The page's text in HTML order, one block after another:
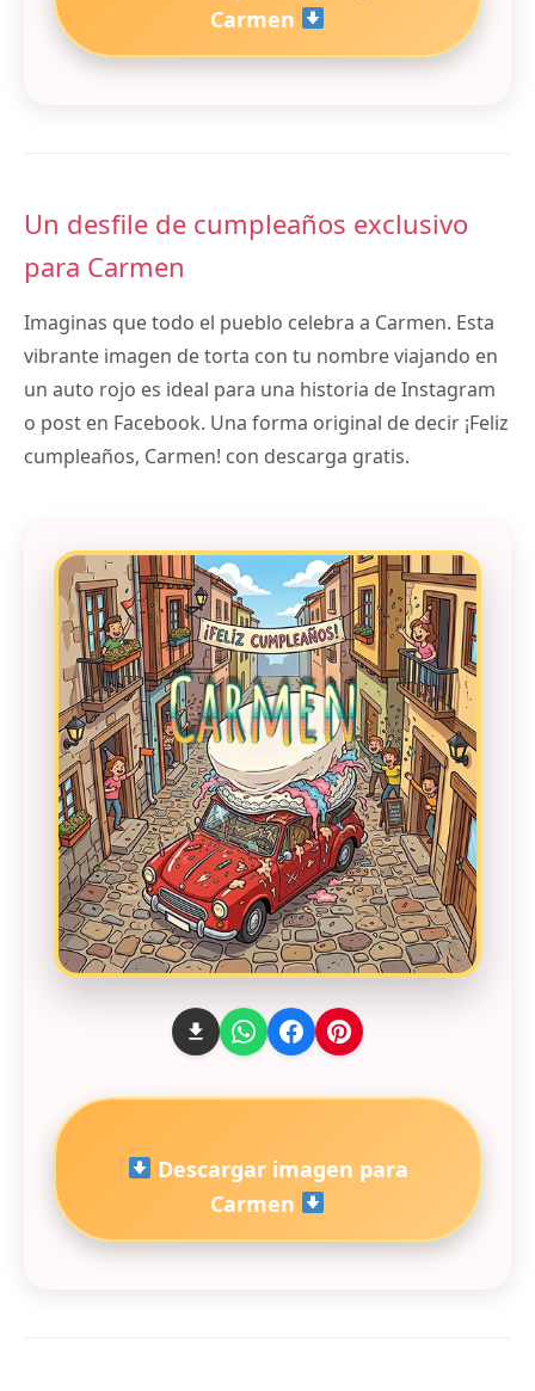
Carmen
Un desfile de cumpleaños exclusivo
para Carmen
Imaginas que todo el pueblo celebra a Carmen. Esta
vibrante imagen de torta con tu nombre viajando en
un auto rojo es ideal para una historia de Instagram
o post en Facebook. Una forma original de decir ¡Feliz
cumpleaños, Carmen! con descarga gratis.
Descargar imagen para
Carmen